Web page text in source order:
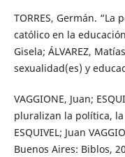
TORRES, Germán.
católico en la
Gisela; ÁLVAREZ,
sexualidad(es) y
VAGGIONE, Juan;
pluralizan la política,
ESQUIVEL; Juan
Buenos Aires: Biblos,